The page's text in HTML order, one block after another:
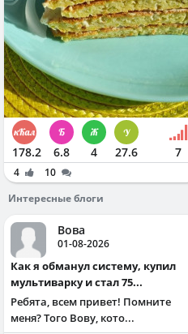
178.2 6.8 4 27.6 7
4
10
Интересные блоги
Вова
01-08-2026
Как я обманул систему, купил
мультиварку и стал 75...
Ребята, всем привет! Помните
меня? Того Вову, кото...